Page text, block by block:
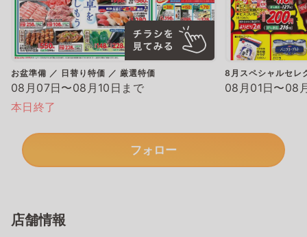
お盆準備 ／ 日替り特価 ／ 厳選特価
08月07日〜08月10日まで
本日終了
8月スペシャルセレ
08月01日〜08
フォロー
店舗情報